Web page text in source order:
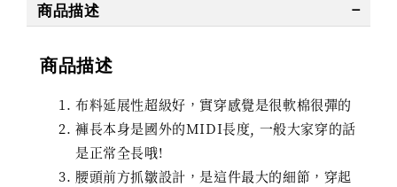
商品描述
商品描述
布料延展性超級好，實穿感覺是很軟棉很彈的
褲長本身是國外的MIDI長度, 一般大家穿的話
是正常全長哦!
腰頭前方抓皺設計，是這件最大的細節，穿起